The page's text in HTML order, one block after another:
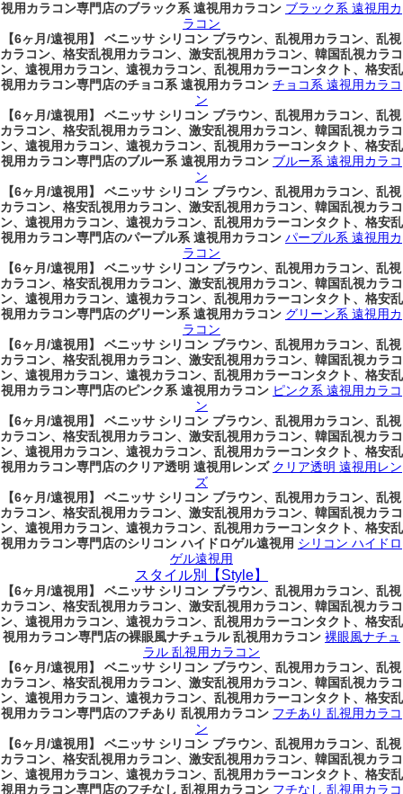
視用カラコン専門店のブラック系 遠視用カラコン ブラック系 遠視用カ
ラコン
【6ヶ月/遠視用】 ベニッサ シリコン ブラウン、乱視用カラコン、乱視
カラコン、格安乱視用カラコン、激安乱視用カラコン、韓国乱視カラコ
ン、遠視用カラコン、遠視カラコン、乱視用カラーコンタクト、格安乱
視用カラコン専門店のチョコ系 遠視用カラコン チョコ系 遠視用カラコ
ン
【6ヶ月/遠視用】 ベニッサ シリコン ブラウン、乱視用カラコン、乱視
カラコン、格安乱視用カラコン、激安乱視用カラコン、韓国乱視カラコ
ン、遠視用カラコン、遠視カラコン、乱視用カラーコンタクト、格安乱
視用カラコン専門店のブルー系 遠視用カラコン ブルー系 遠視用カラコ
ン
【6ヶ月/遠視用】 ベニッサ シリコン ブラウン、乱視用カラコン、乱視
カラコン、格安乱視用カラコン、激安乱視用カラコン、韓国乱視カラコ
ン、遠視用カラコン、遠視カラコン、乱視用カラーコンタクト、格安乱
視用カラコン専門店のパープル系 遠視用カラコン パープル系 遠視用カ
ラコン
【6ヶ月/遠視用】 ベニッサ シリコン ブラウン、乱視用カラコン、乱視
カラコン、格安乱視用カラコン、激安乱視用カラコン、韓国乱視カラコ
ン、遠視用カラコン、遠視カラコン、乱視用カラーコンタクト、格安乱
視用カラコン専門店のグリーン系 遠視用カラコン グリーン系 遠視用カ
ラコン
【6ヶ月/遠視用】 ベニッサ シリコン ブラウン、乱視用カラコン、乱視
カラコン、格安乱視用カラコン、激安乱視用カラコン、韓国乱視カラコ
ン、遠視用カラコン、遠視カラコン、乱視用カラーコンタクト、格安乱
視用カラコン専門店のピンク系 遠視用カラコン ピンク系 遠視用カラコ
ン
【6ヶ月/遠視用】 ベニッサ シリコン ブラウン、乱視用カラコン、乱視
カラコン、格安乱視用カラコン、激安乱視用カラコン、韓国乱視カラコ
ン、遠視用カラコン、遠視カラコン、乱視用カラーコンタクト、格安乱
視用カラコン専門店のクリア透明 遠視用レンズ クリア透明 遠視用レン
ズ
【6ヶ月/遠視用】 ベニッサ シリコン ブラウン、乱視用カラコン、乱視
カラコン、格安乱視用カラコン、激安乱視用カラコン、韓国乱視カラコ
ン、遠視用カラコン、遠視カラコン、乱視用カラーコンタクト、格安乱
視用カラコン専門店のシリコン ハイドロゲル遠視用 シリコン ハイドロ
ゲル遠視用
スタイル別【Style】
【6ヶ月/遠視用】 ベニッサ シリコン ブラウン、乱視用カラコン、乱視
カラコン、格安乱視用カラコン、激安乱視用カラコン、韓国乱視カラコ
ン、遠視用カラコン、遠視カラコン、乱視用カラーコンタクト、格安乱
視用カラコン専門店の裸眼風ナチュラル 乱視用カラコン 裸眼風ナチュ
ラル 乱視用カラコン
【6ヶ月/遠視用】 ベニッサ シリコン ブラウン、乱視用カラコン、乱視
カラコン、格安乱視用カラコン、激安乱視用カラコン、韓国乱視カラコ
ン、遠視用カラコン、遠視カラコン、乱視用カラーコンタクト、格安乱
視用カラコン専門店のフチあり 乱視用カラコン フチあり 乱視用カラコ
ン
【6ヶ月/遠視用】 ベニッサ シリコン ブラウン、乱視用カラコン、乱視
カラコン、格安乱視用カラコン、激安乱視用カラコン、韓国乱視カラコ
ン、遠視用カラコン、遠視カラコン、乱視用カラーコンタクト、格安乱
視用カラコン専門店のフチなし 乱視用カラコン フチなし 乱視用カラコ